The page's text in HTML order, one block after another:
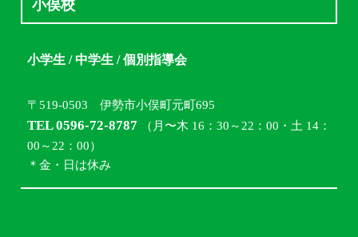
小俣校
小学生 / 中学生 / 個別指導会
〒519-0503 伊勢市小俣町元町695
TEL 0596-72-8787 （月〜木 16：30～22：00・土 14：
00～22：00）
＊金・日は休み